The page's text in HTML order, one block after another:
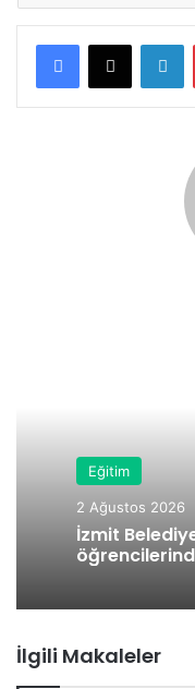
Eğitim
2 Ağustos 2026
İzmit
İlgili Makaleler